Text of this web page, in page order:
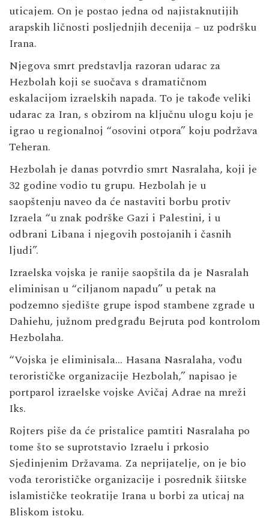
uticajem. On je postao jedna od najistaknutijih
arapskih ličnosti posljednjih decenija – uz podršku
Irana.
Njegova smrt predstavlja razoran udarac za
Hezbolah koji se suočava s dramatičnom
eskalacijom izraelskih napada. To je takođe veliki
udarac za Iran, s obzirom na ključnu ulogu koju je
igrao u regionalnoj “osovini otpora” koju podržava
Teheran.
Hezbolah je danas potvrdio smrt Nasralaha, koji je
32 godine vodio tu grupu. Hezbolah je u
saopštenju naveo da će nastaviti borbu protiv
Izraela “u znak podrške Gazi i Palestini, i u
odbrani Libana i njegovih postojanih i časnih
ljudi”.
Izraelska vojska je ranije saopštila da je Nasralah
eliminisan u “ciljanom napadu” u petak na
podzemno sjedište grupe ispod stambene zgrade u
Dahiehu, južnom predgrađu Bejruta pod kontrolom
Hezbolaha.
“Vojska je eliminisala… Hasana Nasralaha, vođu
terorističke organizacije Hezbolah,” napisao je
portparol izraelske vojske Avičaj Adrae na mreži
Iks.
Rojters piše da će pristalice pamtiti Nasralaha po
tome što se suprotstavio Izraelu i prkosio
Sjedinjenim Državama. Za neprijatelje, on je bio
vođa terorističke organizacije i posrednik šiitske
islamističke teokratije Irana u borbi za uticaj na
Bliskom istoku.